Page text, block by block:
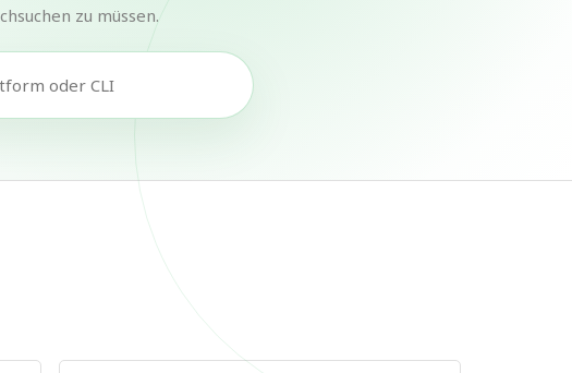
zu müssen.